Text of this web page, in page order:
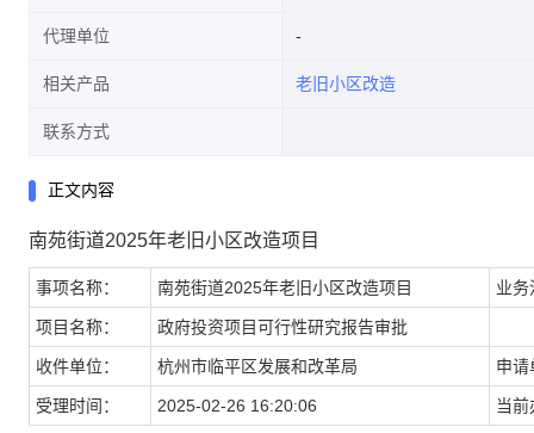
代理单位
相关产品 老旧小区改造
联系方式
正文内容
南苑街道2025年老旧小区改造项目
事项名称： 南苑街道2025年老旧小区改造项目 业务
项目名称： 政府投资项目可行性研究报告审批
收件单位： 杭州市临平区发展和改革局 申请
受理时间： 2025-02-26 16:20:06 当